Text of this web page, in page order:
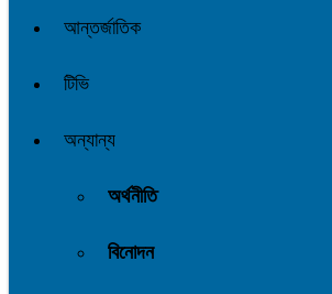
আন্তর্জাতিক
টিভি
অন্যান্য
অর্থনীতি
বিনোদন